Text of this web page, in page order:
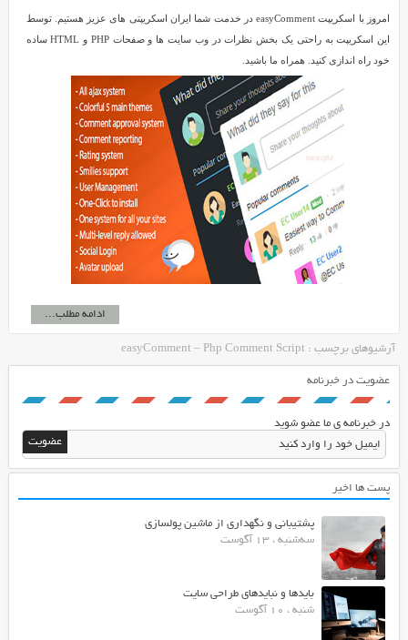
امروز با اسکریپت easyComment در خدمت شما ایران اسکریپتی های عزیز هستیم. توسط
این اسکریپت به راحتی یک بخش نظرات در وب سایت ها و صفحات PHP و HTML ساده
خود راه اندازی کنید. همراه ما باشید.
ادامه مطلب...
آرشیوهای برچسب : easyComment – Php Comment Script
عضویت در خبرنامه
در خبرنامه ی ما عضو شوید
پست ها اخیر
پشتیبانی و نگهداری از ماشین پولسازی
سه‌شنبه ، 13 آگوست
بایدها و نبایدهای طراحی سایت
شنبه ، 10 آگوست